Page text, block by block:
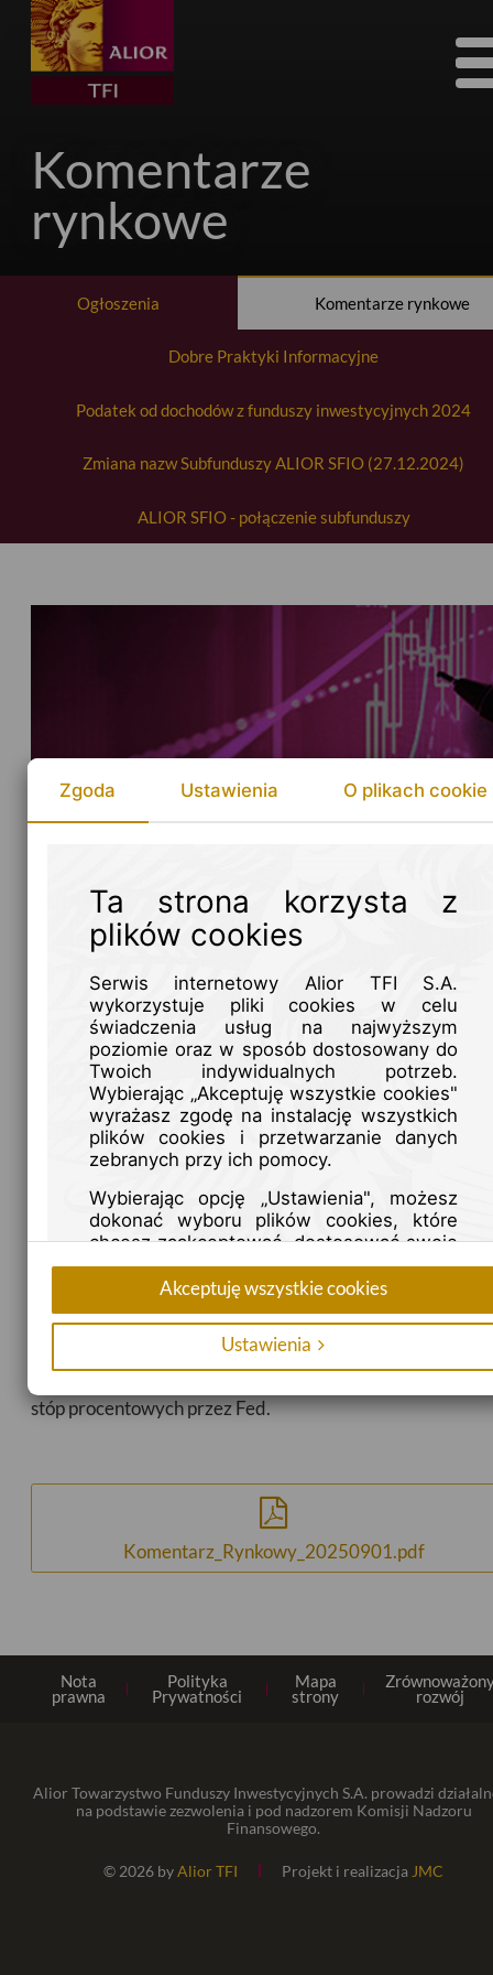
Komentarze
rynkowe
Ogłoszenia Komentarze rynkowe
Dobre Praktyki Informacyjne
Podatek od dochodów z funduszy inwestycyjnych 2024
Zmiana nazw Subfunduszy ALIOR SFIO (27.12.2024)
ALIOR SFIO - połączenie subfunduszy
Komentarz tygodniowy 1
września 2025 roku
2025-09-01
Ostatnie dni były udane dla notowań metali
dłuższym okresie impasu. Zarówno złoto, jak i srebro
zyskiwały po zgodnym z oczekiwaniami odczycie inflacji
stóp procentowych przez Fed.
Komentarz_Rynkowy_20250901.pdf
Nota
prawna
Polityka
Prywatności
Mapa
strony rozwój
Alior Towarzystwo Funduszy Inwestycyjnych S.A. prowadzi
na podstawie zezwolenia i pod nadzorem Komisji Nadzoru
Finansowego.
© 2026 byAlior TFI Projekt i realizacja JMC
Zgoda Ustawienia O plikach cookie
Ta strona korzysta z
plików cookies
Serwis internetowy Alior TFI S.A.
wykorzystuje pliki cookies w celu
świadczenia usług na najwyższym
poziomie oraz w sposób dostosowany do
Twoich indywidualnych potrzeb.
Wybierając „Akceptuję wszystkie cookies"
wyrażasz zgodę na instalację wszystkich
plików cookies i przetwarzanie danych
zebranych przy ich pomocy.
Wybierając opcję „Ustawienia", możesz
dokonać wyboru plików cookies, które
chcesz zaakceptować, dostosować swoje
preferencje oraz uzyskać więcej
informacji.
Możesz również kontrolować i określać
sposób zapisywania plików cookies na
swoim urządzeniu przy pomocy ustawień
przeglądarki internetowej. Więcej
informacji znajdziesz w naszejPolityce
Akceptuję wszystkie cookies
Ustawienia